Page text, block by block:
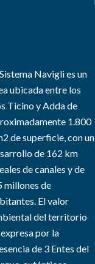
Navigli es un
ubicada entre los
Ticino y Adda de
1.800
de superficie, con un
de 162 km
de canales y de
millones de
El valor
del territorio
por la
de 3 Entes del